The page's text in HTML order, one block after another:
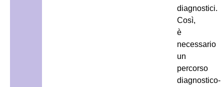
diagnostici.
Così,
è
necessario
un
percorso
diagnostico-